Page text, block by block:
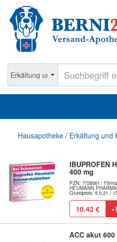
Hausapotheke / Erkältung und
IBUPROFEN
400 mg
PZN: 7728561 /
HEUMANN
Grundpreis: € 0,21 /
10,42 € -
ACC akut